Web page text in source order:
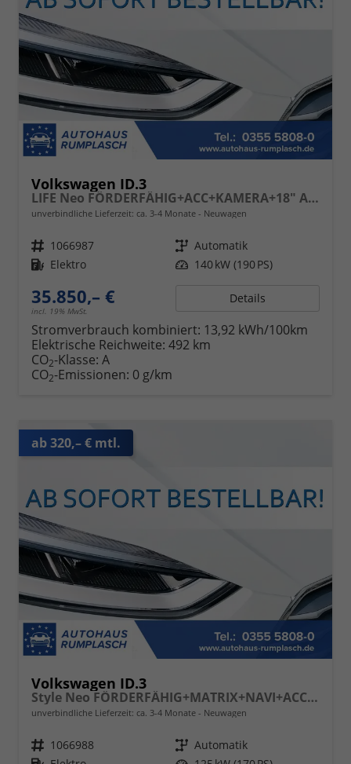
Volkswagen ID.3
LIFE Neo FÖRDERFÄHIG+ACC+KAMERA+18" ALU+APP-CONNECT+KLIMA+LED+LIGHT ASSIST
unverbindliche Lieferzeit: ca. 3-4 Monate Neuwagen
Fahrzeugnr. 1066987 Getriebe Automatik
Kraftstoff Elektro Leistung 140 kW (190 PS)
35.850,– €
incl. 19% MwSt.
Details
Stromverbrauch kombiniert: 13,92 kWh/100km
Elektrische Reichweite: 492 km
CO2-Klasse: A
CO2-Emissionen: 0 g/km
ab 320,– € mtl.
Volkswagen ID.3
Style Neo FÖRDERFÄHIG+MATRIX+NAVI+ACC+KAMERA+KESSY+18" ALU
unverbindliche Lieferzeit: ca. 3-4 Monate Neuwagen
Fahrzeugnr. 1066988 Getriebe Automatik